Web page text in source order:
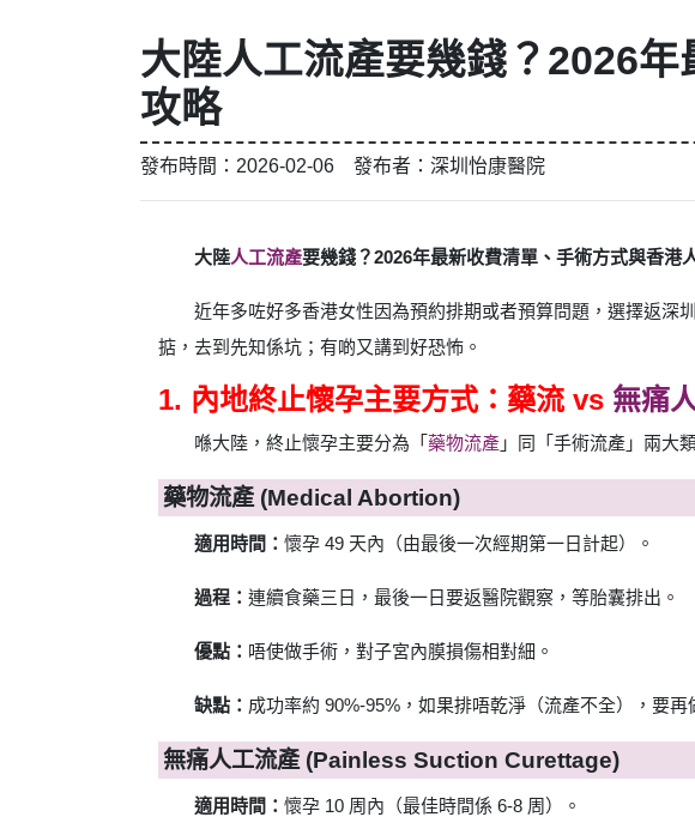
大陸人工流產要幾錢？2026
攻略
發布時間：2026-02-06 發布者：深圳怡康醫院
大陸人工流產要幾錢？2026年最新收費清單、手術方式與香港
近年多咗好多香港女性因為預約排期或者預算問題，選擇返深
掂，去到先知係坑；有啲又講到好恐怖。
1. 內地終止懷孕主要方式：藥流 vs 無痛
喺大陸，終止懷孕主要分為「 藥物流產 」同「手術流產」兩大
藥物流產 (Medical Abortion)
適用時間： 懷孕 49 天內（由最後一次經期第一日計起）。
過程： 連續食藥三日，最後一日要返醫院觀察，等胎囊排出。
優點： 唔使做手術，對子宮內膜損傷相對細。
缺點： 成功率約 90%-95%，如果排唔乾淨（流產不全），要
無痛人工流產 (Painless Suction Curettage)
適用時間： 懷孕 10 周內（最佳時間係 6-8 周）。